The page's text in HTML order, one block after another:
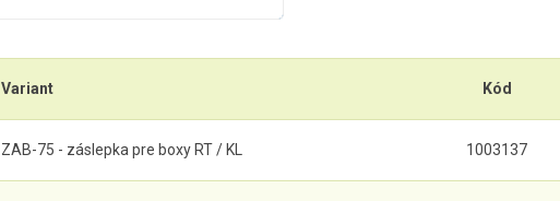
Variant Kód
ZAB-75 - záslepka pre boxy RT / KL 1003137